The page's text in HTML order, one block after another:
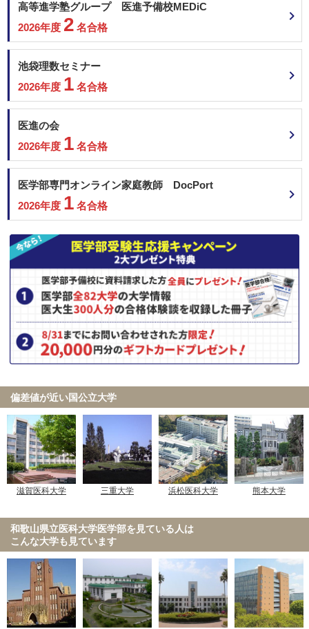
高等進学塾グループ 医進予備校MEDiC
2026年度 2 名合格
池袋理数セミナー
2026年度 1 名合格
医進の会
2026年度 1 名合格
医学部専門オンライン家庭教師 DocPort
2026年度 1 名合格
偏差値が近い国公立大学
滋賀医科大学 三重大学 浜松医科大学 熊本大学
和歌山県立医科大学医学部を見ている人は
こんな大学も見ています